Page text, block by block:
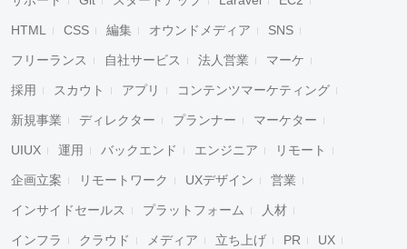
HTML CSS 編集 オウンドメディア SNS
フリーランス 自社サービス 法人営業 マーケ
採用 スカウト アプリ コンテンツマーケティング
新規事業 ディレクター プランナー マーケター
UIUX 運用 バックエンド エンジニア リモート
企画立案 リモートワーク UXデザイン 営業
インサイドセールス プラットフォーム 人材
インフラ クラウド メディア 立ち上げ PR UX